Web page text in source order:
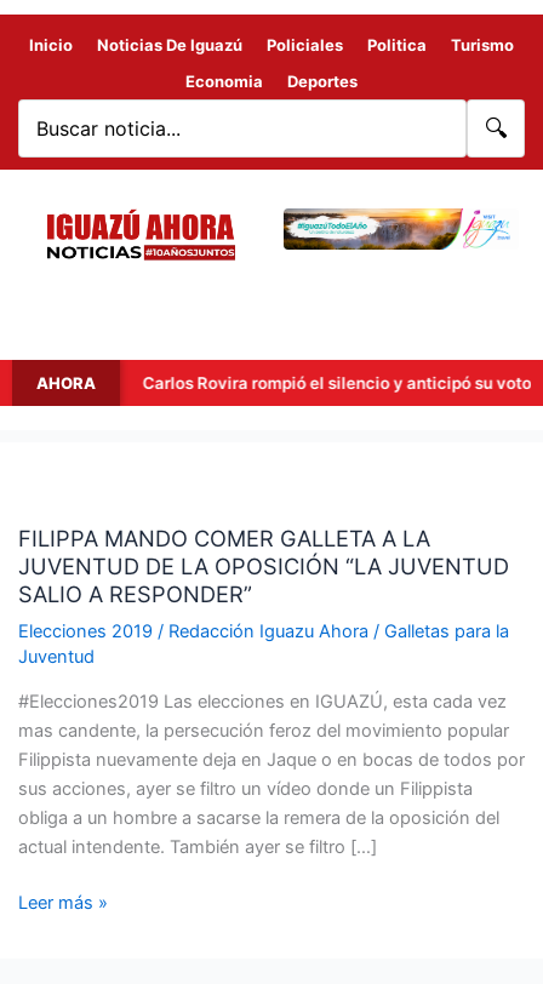
Inicio Noticias De Iguazú Policiales Politica
Turismo
Economia
Deportes
🔍
AHORA Carlos Rovira rompió el silencio y anticipó su voto para
FILIPPA MANDO COMER GALLETA A LA
JUVENTUD DE LA OPOSICIÓN “LA JUVENTUD
SALIO A RESPONDER”
Elecciones 2019/ Redacción Iguazu Ahora / Galletas para la
Juventud
#Elecciones2019 Las elecciones en IGUAZÚ, esta cada vez
mas candente, la persecución feroz del movimiento popular
Filippista nuevamente deja en Jaque o en bocas de todos por
sus acciones, ayer se filtro un vídeo donde un Filippista
obliga a un hombre a sacarse la remera de la oposición del
actual intendente. También ayer se filtro […]
COMER
GALLETA
A
LA
JUVENTUD
LA
OPOSICIÓN
“LA
JUVENTUD
SALIO
A
RESPONDER”
Leer más »